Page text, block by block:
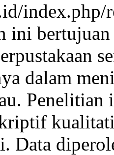
ini
dalam
Penelitian
Data